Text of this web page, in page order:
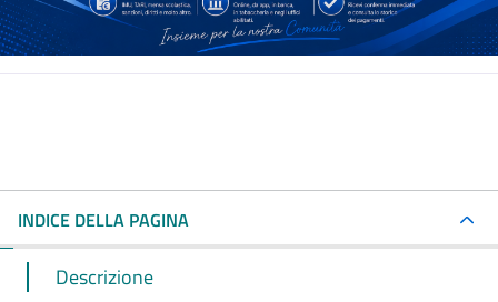
INDICE DELLA PAGINA
Descrizione